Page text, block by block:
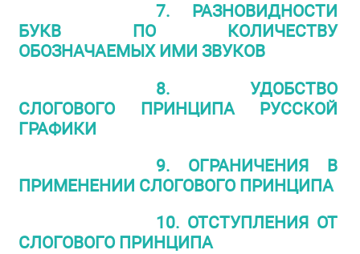
7. РАЗНОВИДНОСТИ
БУКВ ПО КОЛИЧЕСТВУ
ОБОЗНАЧАЕМЫХ ИМИ ЗВУКОВ
8. УДОБСТВО
СЛОГОВОГО ПРИНЦИПА РУССКОЙ
ГРАФИКИ
9. ОГРАНИЧЕНИЯ В
ПРИМЕНЕНИИ СЛОГОВОГО ПРИНЦИПА
10. ОТСТУПЛЕНИЯ ОТ
СЛОГОВОГО ПРИНЦИПА